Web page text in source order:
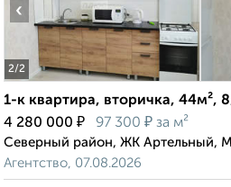
2/2
‹
1-к квартира, вторичка, 44м²,
4 280 000 ₽ 97 300 ₽ за м²
Северный район, ЖК Артельный,
Агентство, 07.08.2026